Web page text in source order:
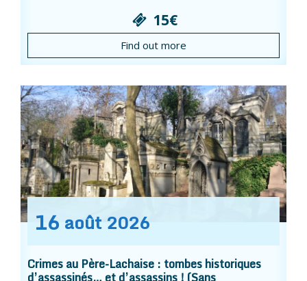
15€
Find out more
16 août 2026
Crimes au Père-Lachaise : tombes historiques
d’assassinés… et d’assassins ! (Sans